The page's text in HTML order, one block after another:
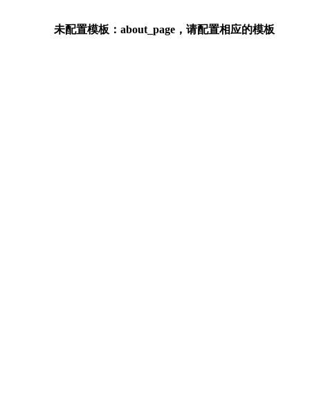
未配置模板：about_page，请配置相应的模板